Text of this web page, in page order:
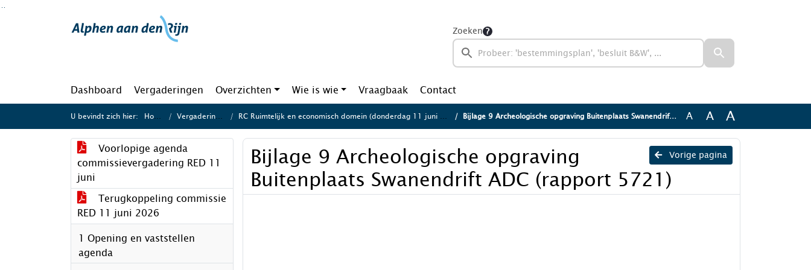
Ga naar de inhoud van deze pagina
Zoeken
Dashboard Vergaderingen Overzichten Wie is wie Vraagbaak Contact
U bevindt zich hier: Home Vergaderingen RC Ruimtelijk en economisch domein (donderdag 11 juni 2026) Bijlage 9 Archeologische opgraving Buitenplaats Swanendrift ADC (rapport 5721) A A A
Voorlopige agenda
commissievergadering RED 11
juni
Terugkoppeling commissie
RED 11 juni 2026
1 Opening en vaststellen
agenda
Vorige pagina
Bijlage 9 Archeologische opgraving
Buitenplaats Swanendrift ADC (rapport 5721)